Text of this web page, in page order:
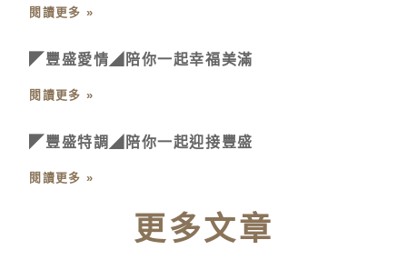
閱讀更多 »
◤豐盛愛情◢陪你一起幸福美滿
閱讀更多 »
◤豐盛特調◢陪你一起迎接豐盛
閱讀更多 »
更多文章